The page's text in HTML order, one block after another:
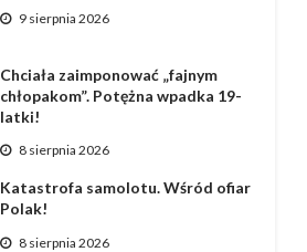
9 sierpnia 2026
Chciała zaimponować „fajnym
chłopakom”. Potężna wpadka 19-
latki!
8 sierpnia 2026
Katastrofa samolotu. Wśród ofiar
Polak!
8 sierpnia 2026